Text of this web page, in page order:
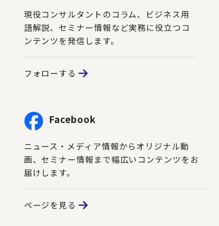
現役コンサルタントのコラム、ビジネス用
語解説、セミナー情報など実務に役立つコ
ンテンツを発信します。
フォローする
Facebook
ニュース・メディア情報からオリジナル動
画、セミナー情報まで幅広いコンテンツをお
届けします。
ページを見る